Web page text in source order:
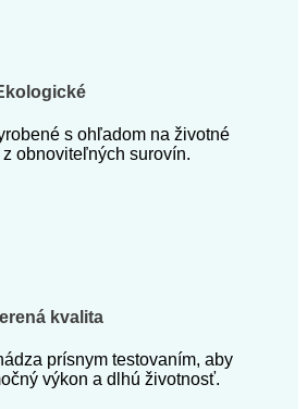
s ohľadom na životné
obnoviteľných surovín.
kvalita
prísnym testovaním, aby
výkon a dlhú životnosť.